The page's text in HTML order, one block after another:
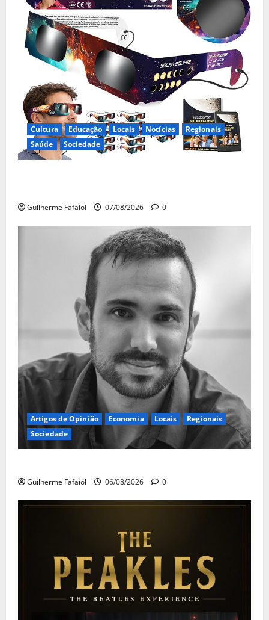
Cultura Educação Locais Notícias
Regionais
Saúde
Sociedade
Guilherme Fafaiol 07/08/2026 0
Artigos de Opinião Economia Locais
Regionais
Sociedade
Guilherme Fafaiol 06/08/2026 0